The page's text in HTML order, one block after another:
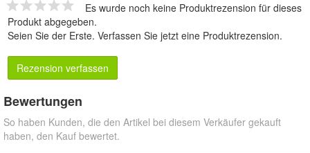
Es wurde noch keine Produktrezension für dieses
Produkt abgegeben.
Seien Sie der Erste. Verfassen Sie jetzt eine Produktrezension.
Rezension verfassen
Bewertungen
So haben Kunden, die den Artikel bei diesem Verkäufer gekauft
haben, den Kauf bewertet.